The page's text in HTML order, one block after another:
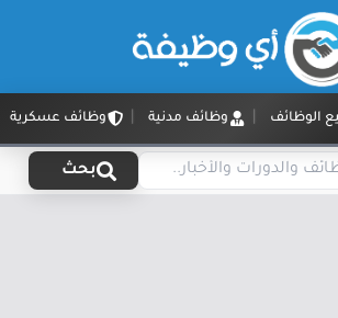
الوظائف وظائف مدنية وظائف عسكرية
بحث